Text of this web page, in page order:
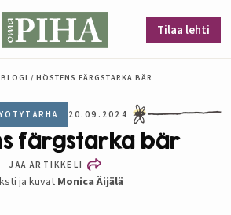
Tilaa lehti
BLOGI / HÖSTENS FÄRGSTARKA BÄR
20.09.2024
färgstarka bär
JAA ARTIKKELI
ja kuvat Monica Äijälä